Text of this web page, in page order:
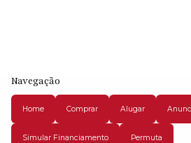
Navegação
Home Comprar Alugar
Simular Financiamento Permuta